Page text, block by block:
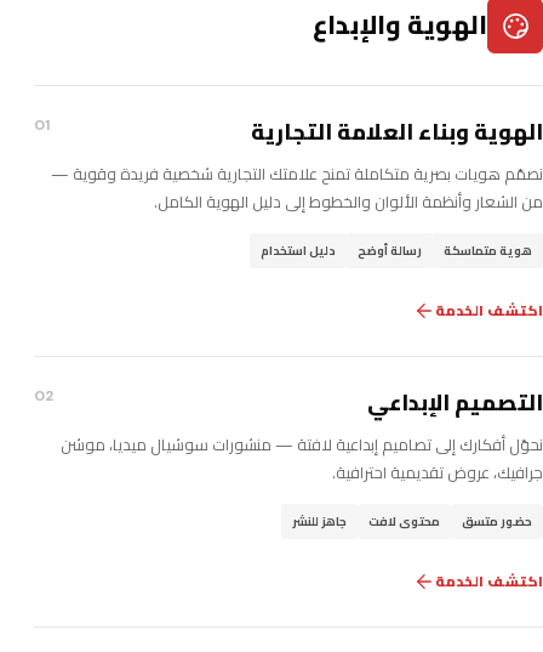
الهوية والإبداع
الهوية وبناء العلامة التجارية 01
نصمّم هويات بصرية متكاملة تمنح علامتك التجارية شخصية فريدة وقوية —
من الشعار وأنظمة الألوان والخطوط إلى دليل الهوية الكامل.
هوية متماسكة رسالة أوضح دليل استخدام
اكتشف الخدمة
التصميم الإبداعي 02
نحوّل أفكارك إلى تصاميم إبداعية لافتة — منشورات سوشيال ميديا، موشن
جرافيك، عروض تقديمية احترافية.
حضور متسق محتوى لافت جاهز للنشر
اكتشف الخدمة